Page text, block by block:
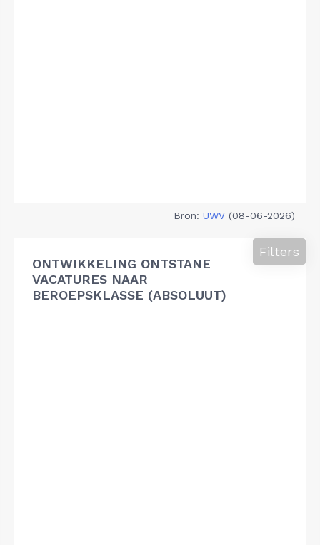
Bron: UWV (08-06-2026)
ONTWIKKELING ONTSTANE
VACATURES NAAR
BEROEPSKLASSE (ABSOLUUT)
Filters